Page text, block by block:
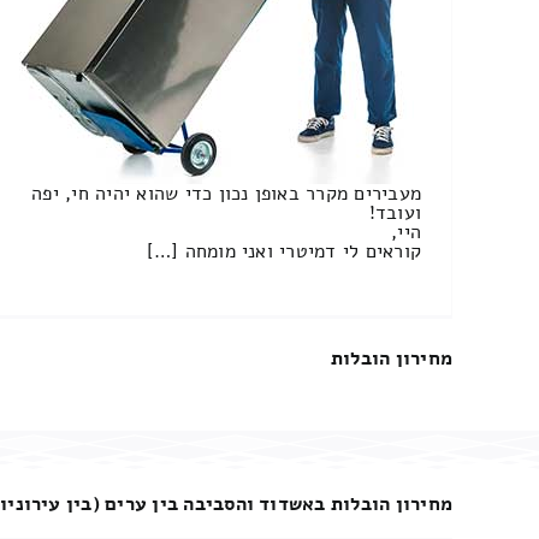
מעבירים מקרר באופן נכון כדי שהוא יהיה חי, יפה
ועובד!
היי,
קוראים לי דמיטרי ואני מומחה […]
מחירון הובלות
מחירון הובלות באשדוד והסביבה בין ערים (בין